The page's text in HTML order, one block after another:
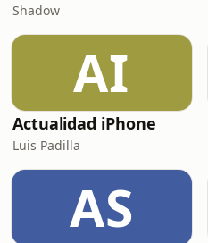
Shadow
AI
Actualidad iPhone
Luis Padilla
AS